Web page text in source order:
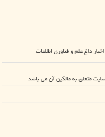
داغ علم و فناوری اطلاعات